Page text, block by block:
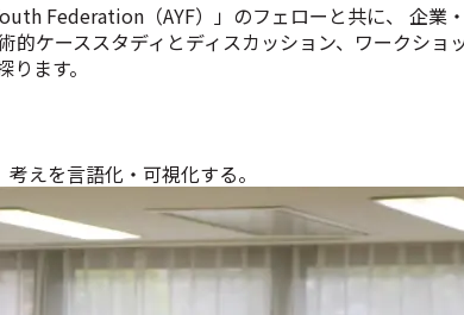
Federation（AYF）」のフェローと共に、 企業
的ケーススタディとディスカッション、ワークショ
ます。
えを言語化・可視化する。